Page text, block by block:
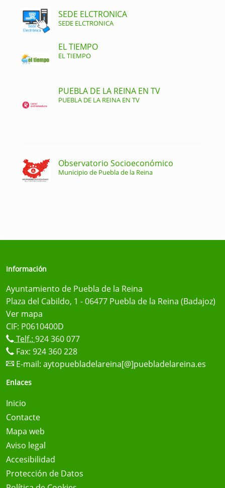
SEDE ELCTRONICA
SEDE ELCTRONICA
EL TIEMPO
EL TIEMPO
PUEBLA DE LA REINA EN TV
PUEBLA DE LA REINA EN TV
Observatorio Socioeconómico
Municipio de Puebla de la Reina
Información
Ayuntamiento de Puebla de la Reina
Plaza del Cabildo, 1 - 06477 Puebla de la Reina (Badajoz)
Ver mapa
CIF: P0610400D
Telf.: 924 360 077
Fax: 924 360 228
E-mail: aytopuebladelareina[@]puebladelareina.es
Enlaces
Inicio
Contacte
Mapa web
Aviso legal
Accesibilidad
Protección de Datos